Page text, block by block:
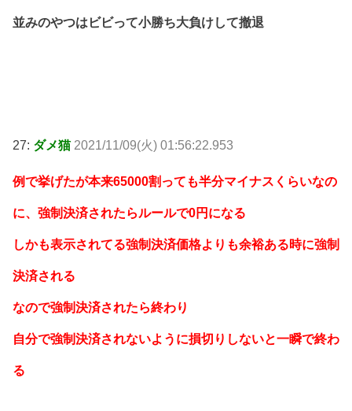
並みのやつはビビって小勝ち大負けして撤退
27: ダメ猫 2021/11/09(火) 01:56:22.953
例で挙げたが本来65000割っても半分マイナスくらいなの
に、強制決済されたらルールで0円になる
しかも表示されてる強制決済価格よりも余裕ある時に強制
決済される
なので強制決済されたら終わり
自分で強制決済されないように損切りしないと一瞬で終わ
る